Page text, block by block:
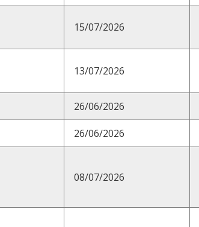
15/07/2026
13/07/2026
26/06/2026
26/06/2026
08/07/2026